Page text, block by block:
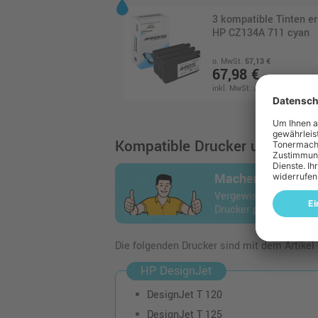
3 kompatible Tinten
HP CZ134A 711 cyan
o. MwSt. 57,13 €
67,98 €
inkl. MwSt. zzgl. Versand
Kompatible Drucker und
Machen Sie den
Vergewissern Sie
Drucker passt.
Die folgenden Drucker sind mit dem
HP DesignJet
DesignJet T 120
DesignJet T 125